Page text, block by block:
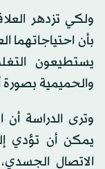
ولكي تزدهر
بأن احتياجاتهما
يستطيعون
والحميمية
وترى الدراسة أن
يمكن أن تؤدي
الاتصال